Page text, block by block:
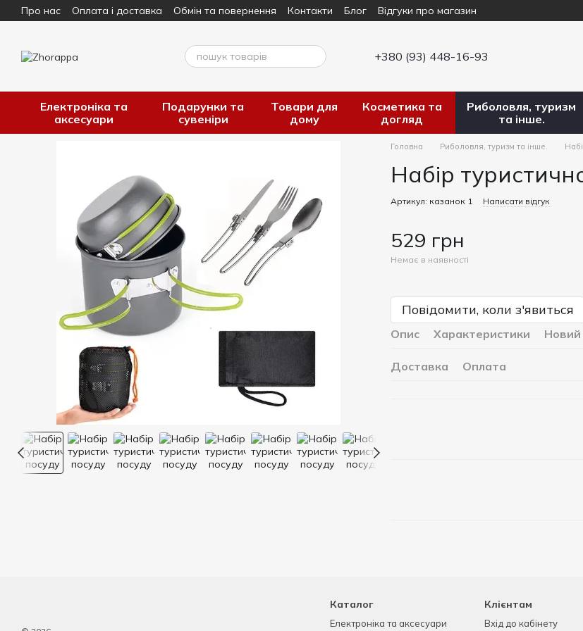
Перейти до основного контенту
Про нас Оплата і доставка Обмін та повернення Контакти Блог Відгуки про магазин
+380 (93) 448-16-93
Електроніка та
аксесуари
Подарунки та
сувеніри
Товари для
дому
Косметика та
догляд
Риболовля, туризм
та інше.
Головна Риболовля, туризм та інше.
Набір
Артикул: казанок 1 Написати відгук
529 грн
Немає в наявності
Повідомити, коли з'явиться
Опис Характеристики Новий
Доставка Оплата
Каталог
Електроніка та аксесуари
Клієнтам
Вхід до кабінету